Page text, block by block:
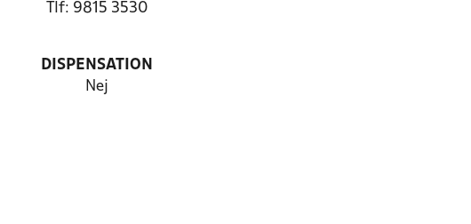
Tlf: 9815 3530
DISPENSATION
Nej